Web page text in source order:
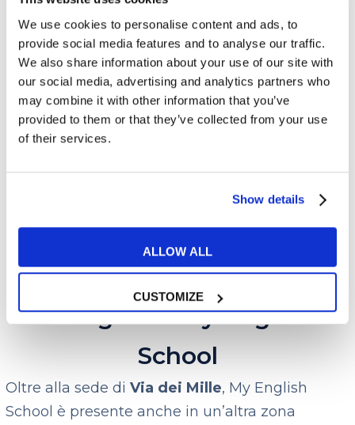
We use cookies to personalise content and ads, to
provide social media features and to analyse our traffic.
We also share information about your use of our site with
our social media, advertising and analytics partners who
may combine it with other information that you’ve
provided to them or that they’ve collected from your use
of their services.
Show details
ALLOW ALL
CUSTOMIZE
Preparazione certificazioni : percorsi
specifici per superare esami come IELTS,
Cambridge e LanguageCert.
Scopri le altre sedi a
Bologna di My English
School
Oltre alla sede diVia dei Mille, My English
School è presente anche in un’altra zona